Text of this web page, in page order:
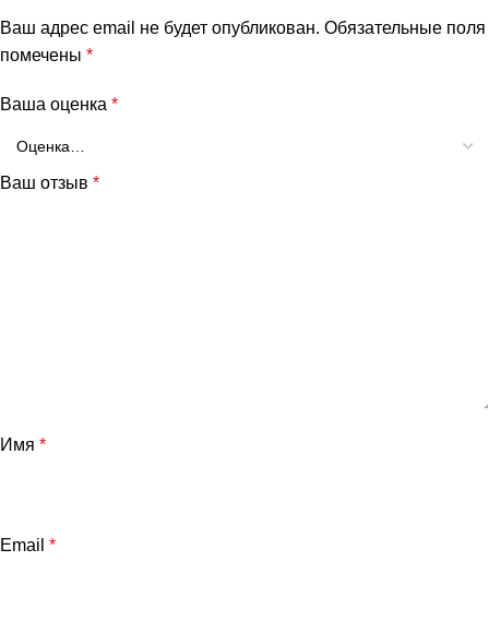
Ваш адрес email не будет опубликован. Обязательные поля
помечены *
Ваша оценка *
Ваш отзыв *
Имя *
Email *